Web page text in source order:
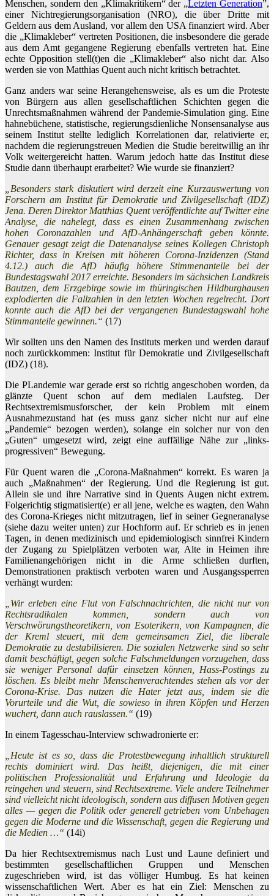
Menschen, sondern den „Klimakritikern“ der „Letzten Generation”,
einer Nichtregierungsorganisation (NRO), die über Dritte mit
Geldern aus dem Ausland, vor allem den USA finanziert wird. Aber
die „Klimakleber“ vertreten Positionen, die insbesondere die gerade
aus dem Amt gegangene Regierung ebenfalls vertreten hat. Eine
echte Opposition stell(t)en die „Klimakleber“ also nicht dar. Also
werden sie von Matthias Quent auch nicht kritisch betrachtet.
Ganz anders war seine Herangehensweise, als es um die Proteste
von Bürgern aus allen gesellschaftlichen Schichten gegen die
Unrechtsmaßnahmen während der Pandemie-Simulation ging. Eine
hahnebüchene, statistische, regierungsdienliche Nonsensanalyse aus
seinem Institut stellte lediglich Korrelationen dar, relativierte er,
nachdem die regierungstreuen Medien die Studie bereitwillig an ihr
Volk weitergereicht hatten. Warum jedoch hatte das Institut diese
Studie dann überhaupt erarbeitet? Wie wurde sie finanziert?
„Besonders stark diskutiert wird derzeit eine Kurzauswertung von
Forschern am Institut für Demokratie und Zivilgesellschaft (IDZ)
Jena. Deren Direktor Matthias Quent veröffentlichte auf Twitter eine
Analyse, die nahelegt, dass es einen Zusammenhang zwischen
hohen Coronazahlen und AfD-Anhängerschaft geben könnte.
Genauer gesagt zeigt die Datenanalyse seines Kollegen Christoph
Richter, dass in Kreisen mit höheren Corona-Inzidenzen (Stand
4.12.) auch die AfD häufig höhere Stimmenanteile bei der
Bundestagswahl 2017 erreichte. Besonders im sächsichen Landkreis
Bautzen, dem Erzgebirge sowie im thüringischen Hildburghausen
explodierten die Fallzahlen in den letzten Wochen regelrecht. Dort
konnte auch die AfD bei der vergangenen Bundestagswahl hohe
Stimmanteile gewinnen.“ (17)
Wir sollten uns den Namen des Instituts merken und werden darauf
noch zurückkommen: Institut für Demokratie und Zivilgesellschaft
(IDZ) (18).
Die PLandemie war gerade erst so richtig angeschoben worden, da
glänzte Quent schon auf dem medialen Laufsteg. Der
Rechtsextremismusforscher, der kein Problem mit einem
Ausnahmezustand hat (es muss ganz sicher nicht nur auf eine
„Pandemie“ bezogen werden), solange ein solcher nur von den
„Guten“ umgesetzt wird, zeigt eine auffällige Nähe zur „links-
progressiven“ Bewegung.
Für Quent waren die „Corona-Maßnahmen“ korrekt. Es waren ja
auch „Maßnahmen“ der Regierung. Und die Regierung ist gut.
Allein sie und ihre Narrative sind in Quents Augen nicht extrem.
Folgerichtig stigmatisiert(e) er all jene, welche es wagten, den Wahn
des Corona-Krieges nicht mitzutragen, lief in seiner Gegneranalyse
(siehe dazu weiter unten) zur Hochform auf. Er schrieb es in jenen
Tagen, in denen medizinisch und epidemiologisch sinnfrei Kindern
der Zugang zu Spielplätzen verboten war, Alte in Heimen ihre
Familienangehörigen nicht in die Arme schließen durften,
Demonstrationen praktisch verboten waren und Ausgangssperren
verhängt wurden:
„Wir erleben eine Flut von Falschnachrichten, die nicht nur von
Rechtsradikalen kommen, sondern auch von
Verschwörungstheoretikern, von Esoterikern, von Kampagnen, die
der Kreml steuert, mit dem gemeinsamen Ziel, die liberale
Demokratie zu destabilisieren. Die sozialen Netzwerke sind so sehr
damit beschäftigt, gegen solche Falschmeldungen vorzugehen, dass
sie weniger Personal dafür einsetzen können, Hass-Postings zu
löschen. Es bleibt mehr Menschenverachtendes stehen als vor der
Corona-Krise. Das nutzen die Hater jetzt aus, indem sie die
Vorurteile und die Wut, die sowieso in ihren Köpfen und Herzen
wuchert, dann auch rauslassen.“ (19)
In einem Tagesschau-Interview schwadronierte er:
„Heute ist es so, dass die Protestbewegung inhaltlich strukturell
rechts dominiert wird. Das heißt, diejenigen, die mit einer
politischen Professionalität und Erfahrung und Ideologie da
reingehen und steuern, sind Rechtsextreme. Viele andere Teilnehmer
sind vielleicht nicht ideologisch, sondern aus diffusen Motiven gegen
alles — gegen die Politik oder generell getrieben vom Unbehagen
gegen die Moderne und die Wissenschaft, gegen die Regierung und
die Medien …“ (14i)
Da hier Rechtsextremismus nach Lust und Laune definiert und
bestimmten gesellschaftlichen Gruppen und Menschen
zugeschrieben wird, ist das völliger Humbug. Es hat keinen
wissenschaftlichen Wert. Aber es hat ein Ziel: Menschen zu